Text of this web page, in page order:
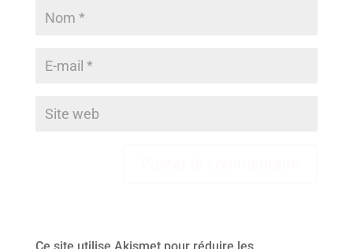
Ce site utilise Akismet pour réduire les